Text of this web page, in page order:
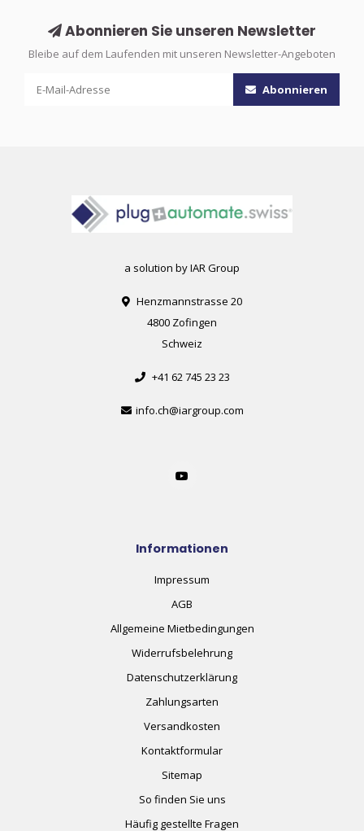
Abonnieren Sie unseren Newsletter
Bleibe auf dem Laufenden mit unseren Newsletter-Angeboten
Abonnieren
a solution by IAR Group
Henzmannstrasse 20
4800 Zofingen
Schweiz
+41 62 745 23 23
info.ch@iargroup.com
Informationen
Impressum
AGB
Allgemeine Mietbedingungen
Widerrufsbelehrung
Datenschutzerklärung
Zahlungsarten
Versandkosten
Kontaktformular
Sitemap
So finden Sie uns
Häufig gestellte Fragen